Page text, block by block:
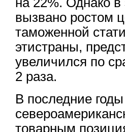
вызвано ростом
таможенной
этистраны,
увеличился по
2 раза.
В последние годы
товарным